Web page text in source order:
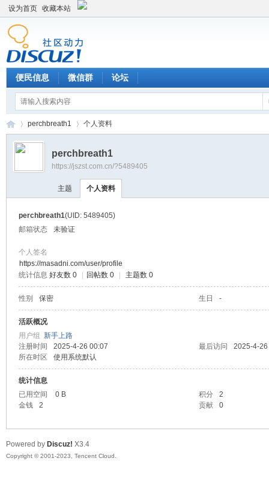
设为首页 收藏本站
便民信息 微信群 论坛
›
perchbreath1 个人资料
perchbreath1
https://jszst.com.cn/?5489405
主题 个人资料
perchbreath1(UID: 5489405)
邮箱状态
未验证
个人签名
https://masadni.com/user/profile
统计信息 好友数 0 回帖数 0 主题数 0
性别 保密 生日 -
活跃概况
用户组 新手上路
注册时间
2025-4-26 00:07 最后访问
2025-4-
所在时区
使用系统默认
统计信息
已用空间
0 B 积分
2
金钱
2 贡献 0
Powered by Discuz! X3.4
Copyright © 2001-2023, Tencent Cloud.